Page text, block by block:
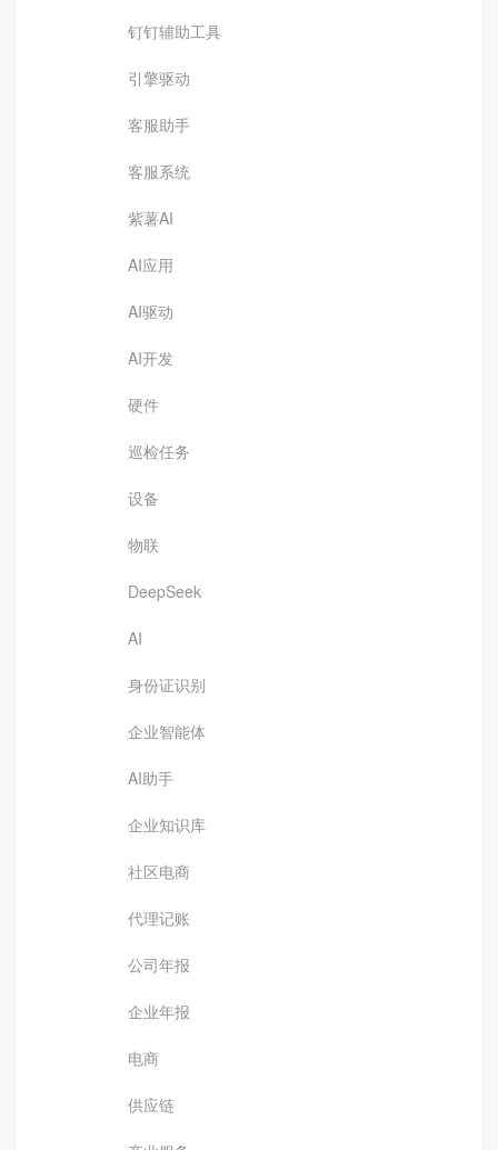
钉钉辅助工具
引擎驱动
客服助手
客服系统
紫薯AI
AI应用
AI驱动
AI开发
硬件
巡检任务
设备
物联
DeepSeek
AI
身份证识别
企业智能体
AI助手
企业知识库
社区电商
代理记账
公司年报
企业年报
电商
供应链